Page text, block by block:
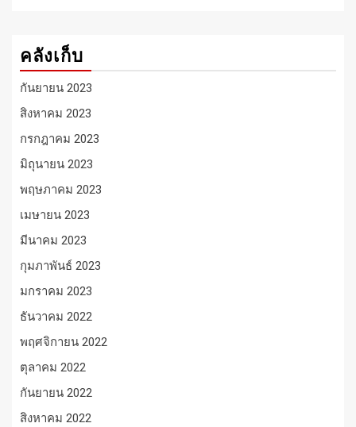
คลังเก็บ
กันยายน 2023
สิงหาคม 2023
กรกฎาคม 2023
มิถุนายน 2023
พฤษภาคม 2023
เมษายน 2023
มีนาคม 2023
กุมภาพันธ์ 2023
มกราคม 2023
ธันวาคม 2022
พฤศจิกายน 2022
ตุลาคม 2022
กันยายน 2022
สิงหาคม 2022